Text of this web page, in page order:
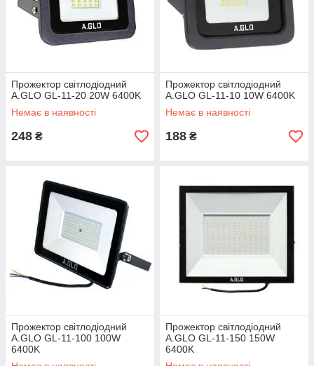
Прожектор світлодіодний
A.GLO GL-11-20 20W 6400K
Немає в наявності
248 ₴
Прожектор світлодіодний
A.GLO GL-11-10 10W 6400K
Немає в наявності
188 ₴
Прожектор світлодіодний
A.GLO GL-11-100 100W
6400K
Прожектор світлодіодний
A.GLO GL-11-150 150W
6400K